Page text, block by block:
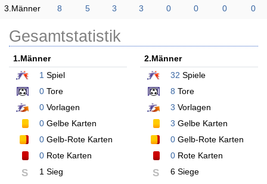
3.Männer 8 5 3 3 0 0 0 0
Gesamtstatistik
1.Männer
1 Spiel
0 Tore
0 Vorlagen
0 Gelbe Karten
0 Gelb-Rote Karten
0 Rote Karten
S 1 Sieg
2.Männer
32 Spiele
8 Tore
3 Vorlagen
3 Gelbe Karten
0Gelb-Rote Karten
0Rote Karten
S 6 Siege